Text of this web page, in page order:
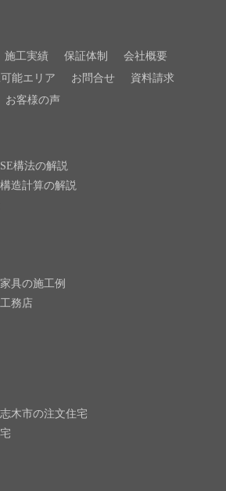
施工実績 保証体制
会社概要
能エリア お問合せ
資料請求
お客様の声
構法の解説
造計算の解説
具の施工例
務店
木市の注文住宅